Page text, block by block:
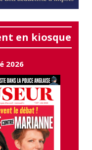
en kiosque
2026